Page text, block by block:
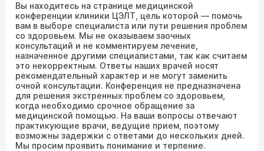
Вы находитесь на странице медицинской
конференции клиники ЦЭЛТ, цель которой — помочь
вам в выборе специалиста или пути решения проблем
со здоровьем. Мы не оказываем заочных
консультаций и не комментируем лечение,
назначенное другими специалистами, так как считаем
это некорректным. Ответы наших врачей носят
рекомендательный характер и не могут заменить
очной консультации. Конференция не предназначена
для решения экстренных проблем со здоровьем,
когда необходимо срочное обращение за
медицинской помощью. На ваши вопросы отвечают
практикующие врачи, ведущие прием, поэтому
возможны задержки с ответами до нескольких дней.
Мы просим проявить понимание и терпение.